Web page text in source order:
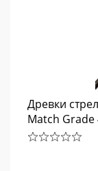
Древки
Match